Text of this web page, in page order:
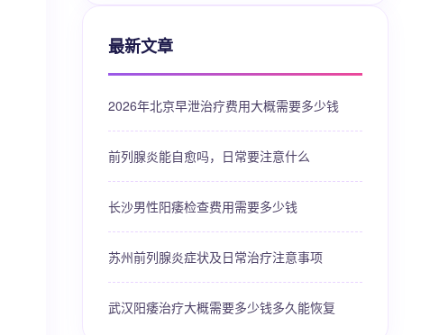
最新文章
2026年北京早泄治疗费用大概需要多少钱
前列腺炎能自愈吗，日常要注意什么
长沙男性阳痿检查费用需要多少钱
苏州前列腺炎症状及日常治疗注意事项
武汉阳痿治疗大概需要多少钱多久能恢复